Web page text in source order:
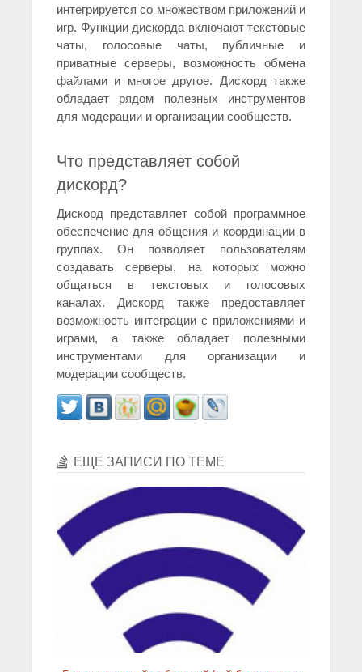
интегрируется со множеством приложений и
игр. Функции дискорда включают текстовые
чаты, голосовые чаты, публичные и
приватные серверы, возможность обмена
файлами и многое другое. Дискорд также
обладает рядом полезных инструментов
для модерации и организации сообществ.
Что представляет собой
дискорд?
Дискорд представляет собой программное
обеспечение для общения и координации в
группах. Он позволяет пользователям
создавать серверы, на которых можно
общаться в текстовых и голосовых
каналах. Дискорд также предоставляет
возможность интеграции с приложениями и
играми, а также обладает полезными
инструментами для организации и
модерации сообществ.
ЕЩЕ ЗАПИСИ ПО ТЕМЕ